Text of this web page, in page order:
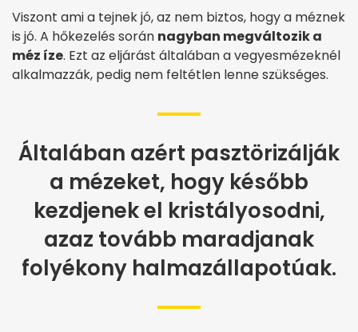
Viszont ami a tejnek jó, az nem biztos, hogy a méznek
is jó. A hőkezelés során nagyban megváltozik a
méz íze. Ezt az eljárást általában a vegyesmézeknél
alkalmazzák, pedig nem feltétlen lenne szükséges.
Általában azért pasztörizálják
a mézeket, hogy később
kezdjenek el kristályosodni,
azaz tovább maradjanak
folyékony halmazállapotúak.